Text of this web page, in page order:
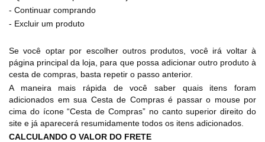
- Continuar comprando
- Excluir um produto
Se você optar por escolher outros produtos, você irá voltar à
página principal da loja, para que possa adicionar outro produto à
cesta de compras, basta repetir o passo anterior.
A maneira mais rápida de você saber quais itens foram
adicionados em sua Cesta de Compras é passar o mouse por
cima do ícone “Cesta de Compras” no canto superior direito do
site e já aparecerá resumidamente todos os itens adicionados.
CALCULANDO O VALOR DO FRETE